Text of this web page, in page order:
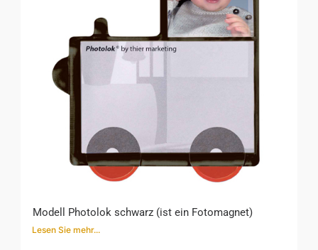
Modell Photolok schwarz (ist ein Fotomagnet)
Lesen Sie mehr...